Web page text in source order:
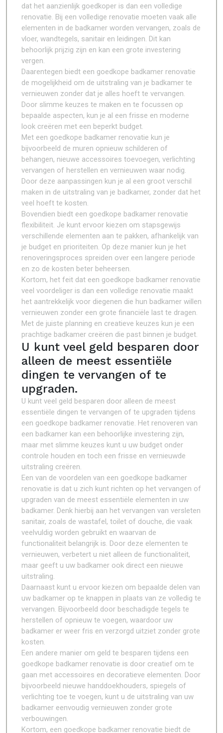
dat het aanzienlijk goedkoper is dan een volledige
renovatie. Bij een volledige renovatie moeten vaak alle
elementen in de badkamer worden vervangen, zoals de
vloer, wandtegels, sanitair en leidingen. Dit kan
behoorlijk prijzig zijn en kan een grote investering
vergen.
Daarentegen biedt een goedkope badkamer renovatie
de mogelijkheid om de uitstraling van je badkamer te
vernieuwen zonder dat je alles hoeft te vervangen.
Door slimme keuzes te maken en te focussen op
bepaalde aspecten, kun je al een frisse en moderne
look creëren met een beperkt budget.
Met een goedkope badkamer renovatie kun je
bijvoorbeeld de muren opnieuw schilderen of
behangen, nieuwe accessoires toevoegen, verlichting
vervangen of herstellen en vernieuwen waar nodig.
Door deze aanpassingen kun je al een groot verschil
maken in de uitstraling van je badkamer, zonder dat het
veel hoeft te kosten.
Bovendien biedt een goedkope badkamer renovatie
flexibiliteit. Je kunt ervoor kiezen om stapsgewijs
verschillende elementen aan te pakken, afhankelijk van
je budget en prioriteiten. Op deze manier kun je het
renoveringsproces spreiden over een langere periode
en zo de kosten beter beheersen.
Kortom, het feit dat een goedkope badkamer renovatie
veel voordeliger is dan een volledige renovatie maakt
het aantrekkelijk voor diegenen die hun badkamer willen
vernieuwen zonder een grote financiële last te dragen.
Met de juiste planning en creatieve keuzes kun je een
prachtige badkamer creëren die past binnen je budget.
U kunt veel geld besparen door
alleen de meest essentiële
dingen te vervangen of te
upgraden.
U kunt veel geld besparen door alleen de meest
essentiële dingen te vervangen of te upgraden tijdens
een goedkope badkamer renovatie. Het renoveren van
een badkamer kan een behoorlijke investering zijn,
maar met slimme keuzes kunt u uw budget onder
controle houden en toch een frisse en vernieuwde
uitstraling creëren.
Een van de voordelen van een goedkope badkamer
renovatie is dat u zich kunt richten op het vervangen of
upgraden van de meest essentiële elementen in uw
badkamer. Denk hierbij aan het vervangen van versleten
sanitair, zoals de wastafel, toilet of douche, die vaak
veelvuldig worden gebruikt en waarvan de
functionaliteit belangrijk is. Door deze elementen te
vernieuwen, verbetert u niet alleen de functionaliteit,
maar geeft u uw badkamer ook direct een nieuwe
uitstraling.
Daarnaast kunt u ervoor kiezen om bepaalde delen van
uw badkamer op te knappen in plaats van ze volledig te
vervangen. Bijvoorbeeld door beschadigde tegels te
herstellen of opnieuw te voegen, waardoor uw
badkamer er weer fris en verzorgd uitziet zonder grote
kosten.
Een andere manier om geld te besparen tijdens een
goedkope badkamer renovatie is door creatief om te
gaan met accessoires en decoratieve elementen. Door
bijvoorbeeld nieuwe handdoekhouders, spiegels of
verlichting toe te voegen, kunt u de uitstraling van uw
badkamer eenvoudig vernieuwen zonder grote
verbouwingen.
Kortom, een goedkope badkamer renovatie biedt de